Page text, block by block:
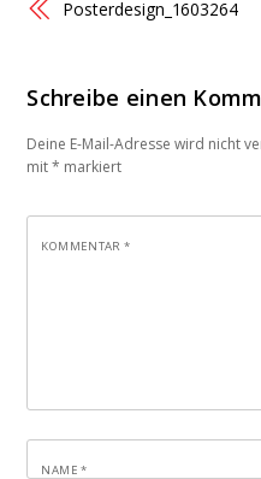
Posterdesign_1603264
Schreibe einen
Deine E-Mail-Adresse wird nicht
mit* markiert
KOMMENTAR*
NAME*